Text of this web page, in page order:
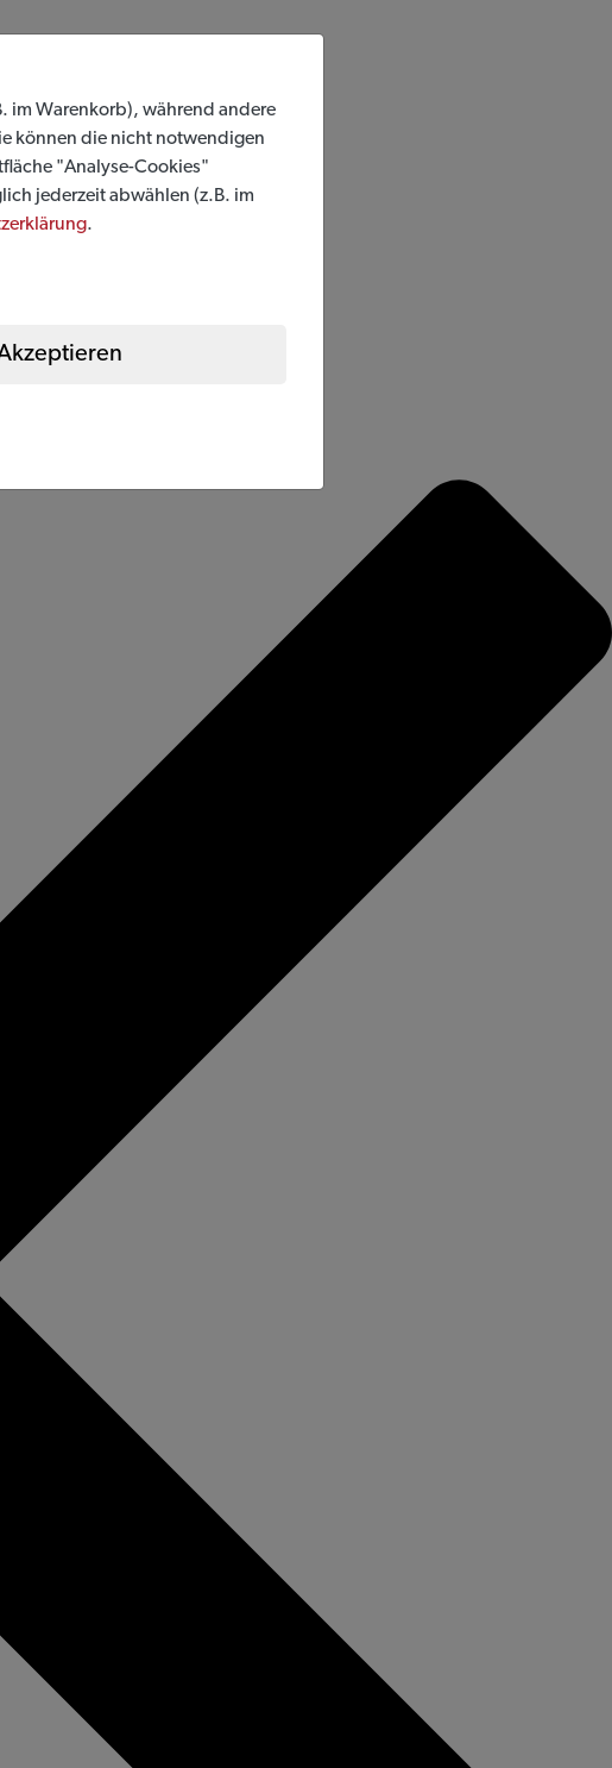
im Warenkorb), während andere
können die nicht notwendigen
"Analyse-Cookies"
jederzeit abwählen (z.B. im
.